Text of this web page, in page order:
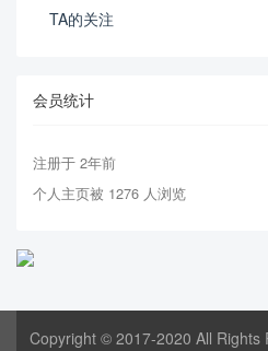
TA的关注
会员统计
注册于 2年前
个人主页被 1276 人浏览
Copyright © 2017-2020 All Rights